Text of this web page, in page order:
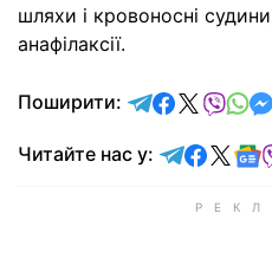
шляхи і кровоносні
анафілаксії.
Поширити: відправити
Читайте нас у: Читайте